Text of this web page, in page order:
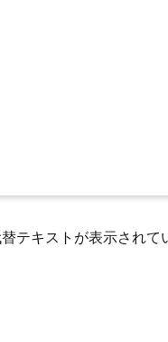
テキストが表示されて